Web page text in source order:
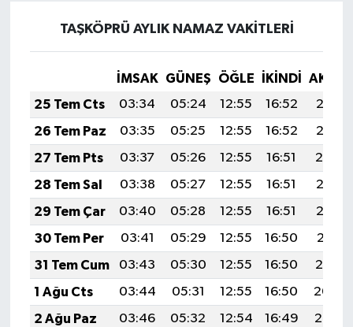
TAŞKÖPRÜ AYLIK NAMAZ VAKITLERI
İMSAK GÜNEŞ ÖĞLE İKINDI
25 Tem Cts
03:34 05:24 12:55 16:52
20:16
26 Tem Paz
03:35 05:25 12:55 16:52
20:15
27 Tem Pts
03:37 05:26 12:55 16:51
20:14
28 Tem Sal
03:38 05:27 12:55 16:51
20:13
29 Tem Çar
03:40 05:28 12:55 16:51
20:12
30 Tem Per
03:41 05:29 12:55 16:50
20:11
31 Tem Cum
03:43 05:30 12:55 16:50
20:10
1 Ağu Cts
03:44 05:31 12:55 16:50
20:09
2 Ağu Paz
03:46 05:32 12:54 16:49
20:07